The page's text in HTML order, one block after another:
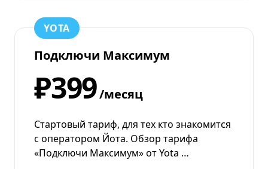
YOTA
Подключи Максимум
₽399/месяц
Стартовый тариф, для тех кто знакомится
с оператором Йота. Обзор тарифа
«Подключи Максимум» от Yota …